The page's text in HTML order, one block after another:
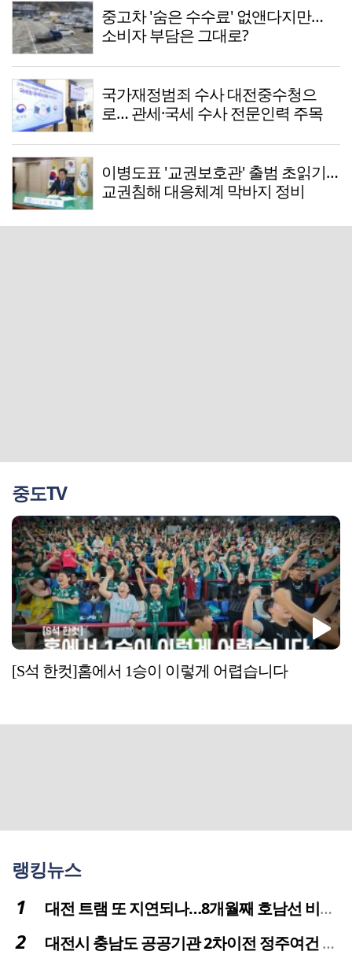
중고차 '숨은 수수료' 없앤다지만…
소비자 부담은 그대로?
국가재정범죄 수사 대전중수청으
로… 관세·국세 수사 전문인력 주목
이병도표 '교권보호관' 출범 초읽기…
교권침해 대응체계 막바지 정비
중도TV
[S석 한컷]홈에서 1승이 이렇게 어렵습니다
랭킹뉴스
대전 트램 또 지연되나…8개월째 호남선 비개착공사 시공사 선정 난항
대전시 충남도 공공기관 2차이전 정주여건 확보 시급